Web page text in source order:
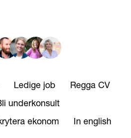
Ledige job
Regga CV
underkonsult
ekonom In english